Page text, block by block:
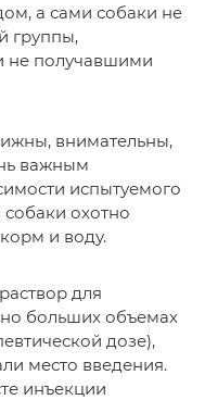
а сами собаки не
группы,
не получавшими
внимательны,
важным
испытуемого
собаки охотно
и воду.
для
больших объемах
дозе),
место введения.
инъекции